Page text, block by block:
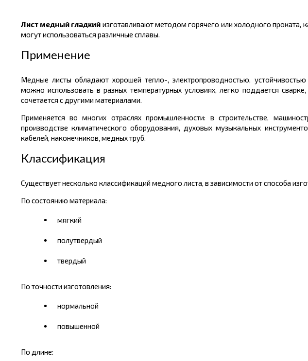
Лист медный гладкий изготавливают методом горячего или холодного проката,
могут использоваться различные сплавы.
Применение
Медные листы обладают хорошей тепло-, электропроводностью,
можно использовать в разных температурных условиях, легко поддается
сочетается с другими материалами.
Применяется во многих отраслях промышленности: в строительстве,
производстве климатического оборудования, духовых музыкальных
кабелей, наконечников, медных труб.
Классификация
Существует несколько классификаций медного листа, в зависимости от способа
По состоянию материала:
мягкий
полутвердый
твердый
По точности изготовления:
нормальной
повышенной
По длине: